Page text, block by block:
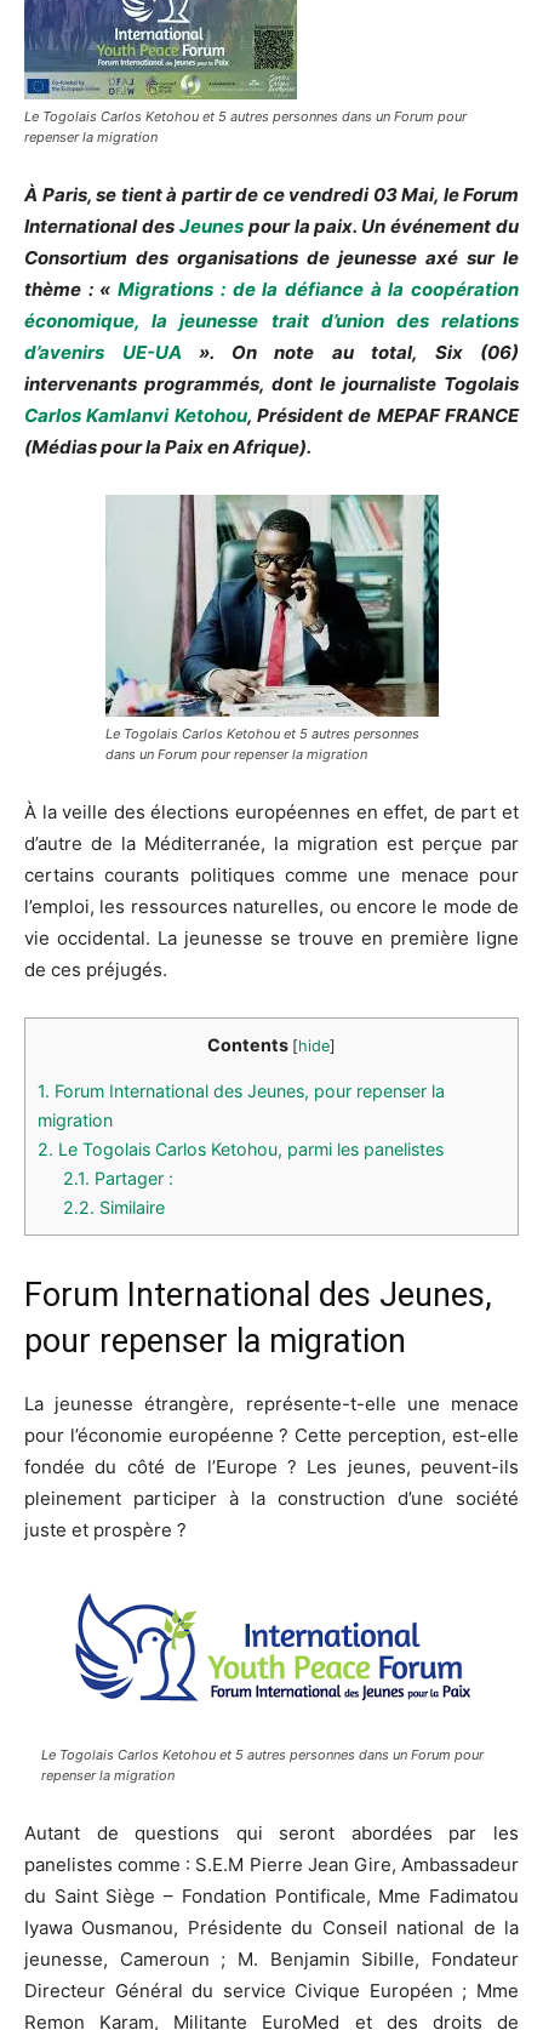
Le Togolais Carlos Ketohou et 5 autres personnes dans un Forum pour
repenser la migration
À Paris, se tient à partir de ce vendredi 03 Mai, le Forum
International des Jeunespour la paix. Un événement du
Consortium des organisations de jeunesse axé sur le
thème : «Migrations : de la défiance à la coopération
économique, la jeunesse trait d’union des relations
d’avenirs UE-UA ». On note au total, Six (06)
intervenants programmés, dont le journaliste Togolais
Carlos Kamlanvi Ketohou, Président de MEPAF FRANCE
(Médias pour la Paix en Afrique).
Le Togolais Carlos Ketohou et 5 autres personnes
dans un Forum pour repenser la migration
À la veille des élections européennes en effet, de part et
d’autre de la Méditerranée, la migration est perçue par
certains courants politiques comme une menace pour
l’emploi, les ressources naturelles, ou encore le mode de
vie occidental. La jeunesse se trouve en première ligne
de ces préjugés.
Contents [hide]
1. Forum International des Jeunes, pour repenser la
migration
2. Le Togolais Carlos Ketohou, parmi les panelistes
2.1. Partager :
2.2. Similaire
Forum International des Jeunes,
pour repenser la migration
La jeunesse étrangère, représente-t-elle une menace
pour l’économie européenne ? Cette perception, est-elle
fondée du côté de l’Europe ? Les jeunes, peuvent-ils
pleinement participer à la construction d’une société
juste et prospère ?
Le Togolais Carlos Ketohou et 5 autres personnes dans un Forum pour
repenser la migration
Autant de questions qui seront abordées par les
panelistes comme : S.E.M Pierre Jean Gire, Ambassadeur
du Saint Siège – Fondation Pontificale, Mme Fadimatou
Iyawa Ousmanou, Présidente du Conseil national de la
jeunesse, Cameroun ; M. Benjamin Sibille, Fondateur
Directeur Général du service Civique Européen ; Mme
Remon Karam, Militante EuroMed et des droits de